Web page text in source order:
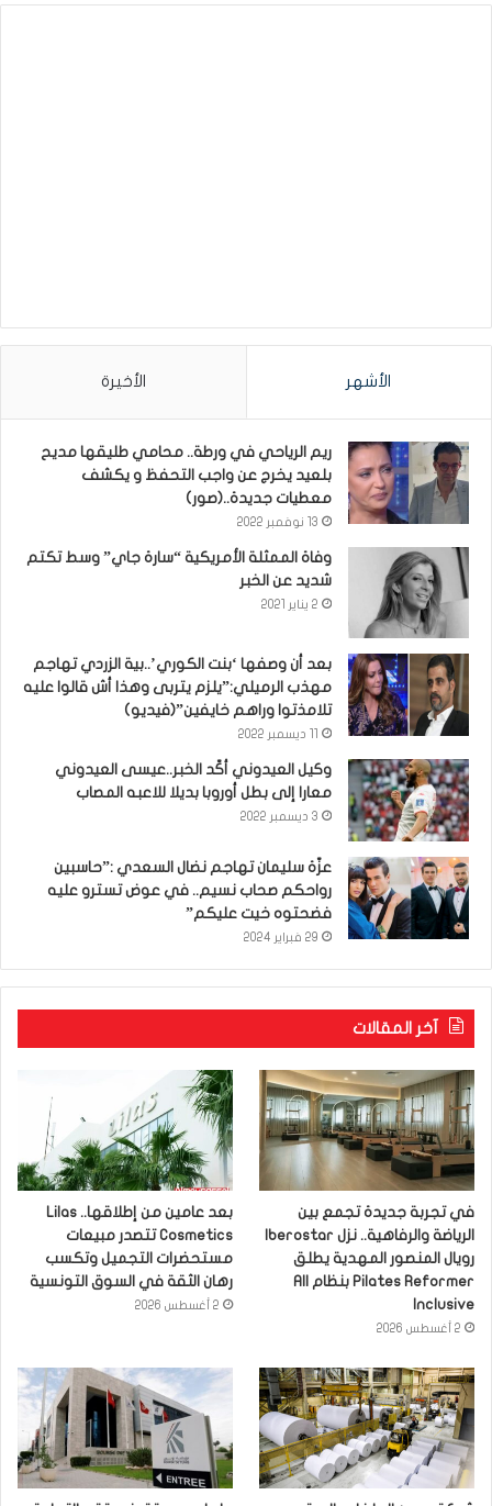
الأشهر الأخيرة
ريم الرياحي في ورطة.. محامي طليقها مديح
بلعيد يخرج عن واجب التحفظ و يكشف
معطيات جديدة..(صور)
13 نوفمبر 2022
وفاة الممثلة الأمريكية “سارة جاي” وسط تكتم
شديد عن الخبر
2 يناير 2021
بعد أن وصفها ‘بنت الكوري’..بية الزردي تهاجم
مهذب الرميلي:”يلزم يتربى وهذا أش قالوا عليه
تلامذتوا وراهم خايفين”(فيديو)
وكيل العيدوني أكّد الخبر..عيسى العيدوني
معارا إلى بطل أوروبا بديلا للاعبه المصاب
3 ديسمبر 2022
عزّة سليمان تهاجم نضال السعدي :”حاسبين
رواحكم صحاب نسيم.. في عوض تسترو عليه
فضحتوه خيت عليكم”
29 فبراير 2024
آخر المقالات
في تجربة جديدة تجمع بين
رويال المنصور المهدية يطلق
Pilates Reformer بنظام All
Inclusive
2 أغسطس 2026
بعد عامين من إطلاقها.. Lilas
Cosmetics تتصدر مبيعات
مستحضرات التجميل وتكسب
رهان الثقة في السوق التونسية
2 أغسطس 2026